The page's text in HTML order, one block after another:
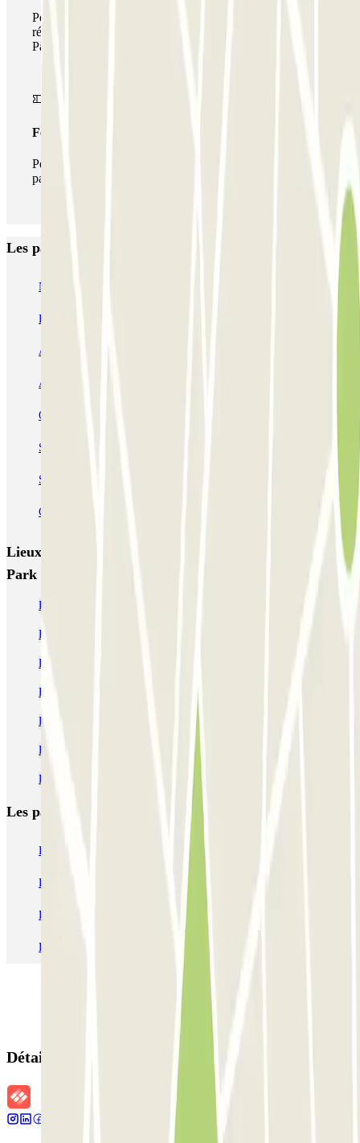
Pendant votre séjour, vous pouvez utiliser l'ensemble du
réseau de parkings de cet opérateur disponible sur
Parclick.
Forfait illimité
Pendant votre séjour, vous pouvez entrer et sortir du
parking aussi souvent que vous le souhaitez.
Les parkings les mieux notés à Nantes
NG Park - Aéroport Nantes
Blue Valet - Aéroport de Nantes Atlantique (NTE) - En extérieur
Aéronautique - Aéroport Nantes - Extérieur
Aéronautique - Aéroport Nantes - Couvert
Ouest Parking - Aéroport Nantes Atlantique
Souillarderie - Bottière Zenpark
Seven Urban Suites - H Arena Zenpark
Cherche-Midi - Ile de Nantes Zenpark
Lieux et événements intéressants à proximité Yasso
Park - Aéroport Nantes - Valet
Parking Aéroport Nantes pas cher - Comparez des tarifs
Parking Île de Nantes pas cher
Parking Cité des Congrès Nantes pas cher
Parking Beaulieu Nantes pas cher | Parclick
Parking Gare de Nantes Sud pas cher
Parking Gare de Nantes Nord pas cher
Parking relais Nantes
Les parkings les
Parking Paris Parking Gare de Lyon
Parking Charles de Gaulle - Roissy Aeroport
Parking Aéroport Roland Garros La Réunion P4 Longue Durée
Parking Aéroport Barcelone Parking Aéroport Beauvais
Détails de la réservation